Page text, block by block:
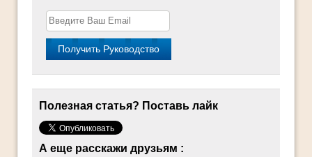
Полезная статья? Поставь лайк
А еще расскажи друзьям :